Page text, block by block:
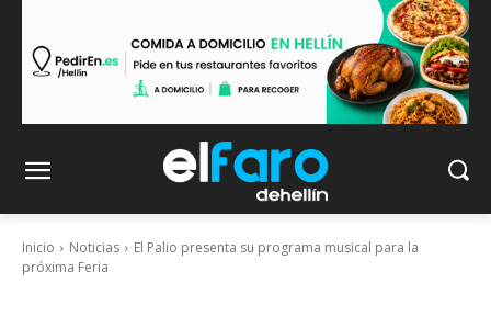
Inicio Noticias
El Palio presenta su programa musical para la
próxima Feria